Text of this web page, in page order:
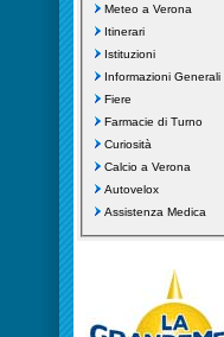
Meteo a Verona
Itinerari
Istituzioni
Informazioni Generali
Fiere
Farmacie di Turno
Curiosità
Calcio a Verona
Autovelox
Assistenza Medica